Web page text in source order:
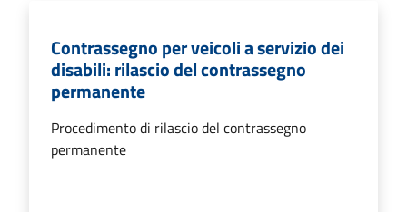
Contrassegno per veicoli a servizio dei
disabili: rilascio del contrassegno
permanente
Procedimento di rilascio del contrassegno
permanente